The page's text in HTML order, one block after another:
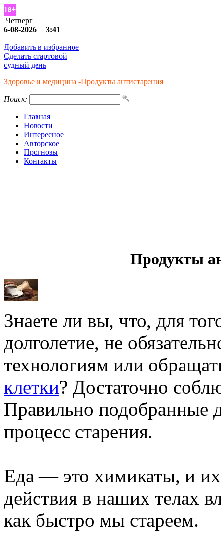
Четверг
6-08-2026 | 3:41
Добавить в избранное
Сделать стартовой
судный день
Здоровье и медицина -Продукты антистарения
Поиск:
Главная
Новости
Интересное
Авторское
Прогнозы
Контакты
Продукты
Знаете ли вы, что, для
долголетие, не
технологиям или
клетки? Достаточно
Правильно подобранные
процесс старения.
Еда — это химикаты, и
действия в наших телах
как быстро мы стареем.